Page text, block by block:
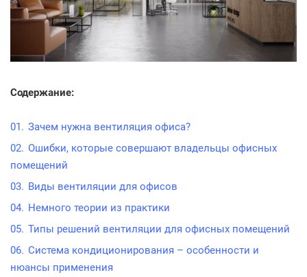
Содержание:
Зачем нужна вентиляция офиса?
Ошибки, которые совершают владельцы офисных
помещений
Виды вентиляции для офисов
Немного теории из практики
Типы решений вентиляции для офисных помещений
Система кондиционирования – особенности и
нюансы применения